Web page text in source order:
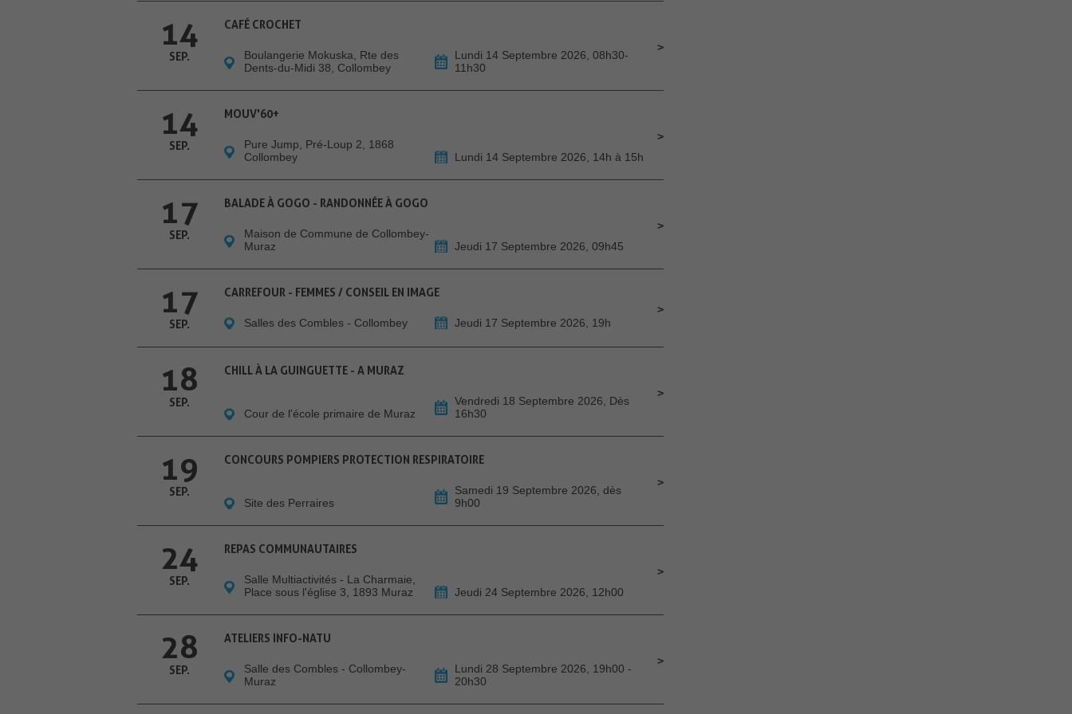
14
SEP.
CAFÉ CROCHET
Boulangerie Mokuska, Rte des
Dents-du-Midi 38, Collombey
Lundi 14 Septembre 2026, 08h30-
11h30
14
SEP.
MOUV'60+
Pure Jump, Pré-Loup 2, 1868
Collombey
Lundi 14 Septembre 2026, 14h à 15h
17
SEP.
BALADE À GOGO - RANDONNÉE À GOGO
Maison de Commune de Collombey-
Muraz
Jeudi 17 Septembre 2026, 09h45
17
SEP.
CARREFOUR - FEMMES / CONSEIL EN IMAGE
Salles des Combles - Collombey Jeudi 17 Septembre 2026, 19h
18
SEP.
CHILL À LA GUINGUETTE - A MURAZ
Cour de l'école primaire de Muraz
Vendredi 18 Septembre 2026, Dès
16h30
19
SEP.
CONCOURS POMPIERS PROTECTION RESPIRATOIRE
Site des Perraires
Samedi 19 Septembre 2026, dès
9h00
24
SEP.
REPAS COMMUNAUTAIRES
Salle Multiactivités - La Charmaie,
Place sous l'église 3, 1893 Muraz
Jeudi 24 Septembre 2026, 12h00
28
SEP.
ATELIERS INFO-NATU
Salle des Combles - Collombey-
Muraz
Lundi 28 Septembre 2026, 19h00 -
20h30